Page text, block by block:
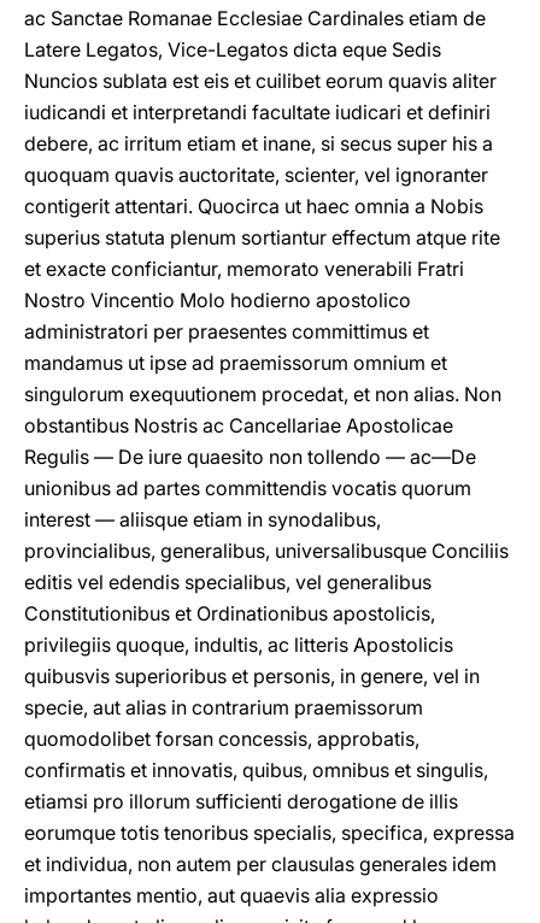
ac Sanctae Romanae Ecclesiae Cardinales etiam de
Latere Legatos, Vice-Legatos dicta eque Sedis
Nuncios sublata est eis et cuilibet eorum quavis aliter
iudicandi et interpretandi facultate iudicari et definiri
debere, ac irritum etiam et inane, si secus super his a
quoquam quavis auctoritate, scienter, vel ignoranter
contigerit attentari. Quocirca ut haec omnia a Nobis
superius statuta plenum sortiantur effectum atque rite
et exacte conficiantur, memorato venerabili Fratri
Nostro Vincentio Molo hodierno apostolico
administratori per praesentes committimus et
mandamus ut ipse ad praemissorum omnium et
singulorum exequutionem procedat, et non alias. Non
obstantibus Nostris ac Cancellariae Apostolicae
Regulis — De iure quaesito non tollendo — ac—De
unionibus ad partes committendis vocatis quorum
interest — aliisque etiam in synodalibus,
provincialibus, generalibus, universalibusque Conciliis
editis vel edendis specialibus, vel generalibus
Constitutionibus et Ordinationibus apostolicis,
privilegiis quoque, indultis, ac litteris Apostolicis
quibusvis superioribus et personis, in genere, vel in
specie, aut alias in contrarium praemissorum
quomodolibet forsan concessis, approbatis,
confirmatis et innovatis, quibus, omnibus et singulis,
etiamsi pro illorum sufficienti derogatione de illis
eorumque totis tenoribus specialis, specifica, expressa
et individua, non autem per clausulas generales idem
importantes mentio, aut quaevis alia expressio